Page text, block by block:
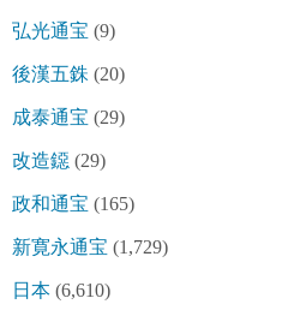
弘光通宝 (9)
後漢五銖 (20)
成泰通宝 (29)
改造鐚 (29)
政和通宝 (165)
新寛永通宝 (1,729)
日本 (6,610)